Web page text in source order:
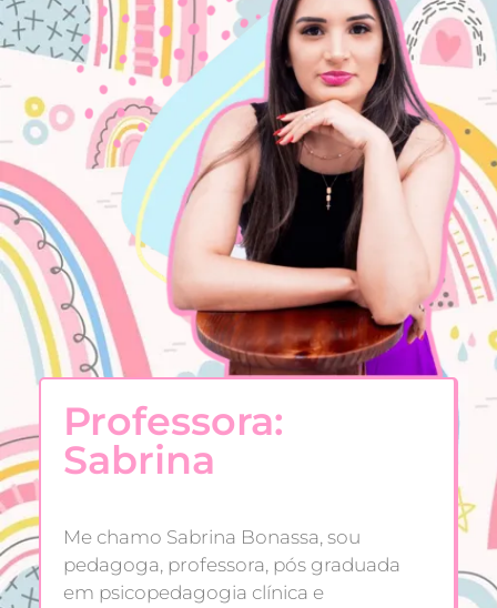
Professora:
Sabrina
Me chamo Sabrina Bonassa, sou
pedagoga, professora, pós graduada
em psicopedagogia clínica e